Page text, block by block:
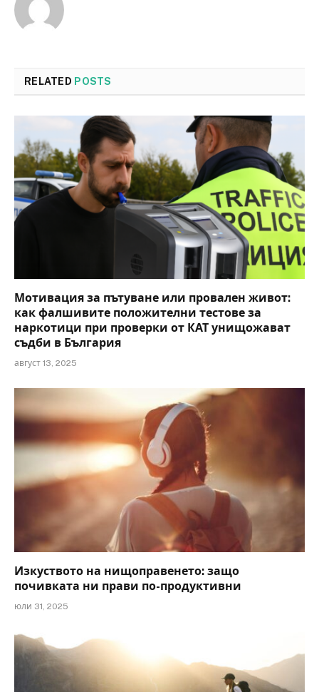
RELATED POSTS
Мотивация за пътуване или провален живот:
как фалшивите положителни тестове за
наркотици при проверки от КАТ унищожават
съдби в България
август 13, 2025
Изкуството на нищоправенето: защо
почивката ни прави по-продуктивни
юли 31, 2025